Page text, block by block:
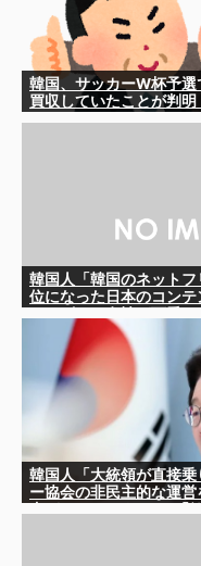
韓国、サッカーW杯予
買収していたことが判
韓国人「韓国のネットフ
位になった日本のコン
韓国人「大統領が直接
ー協会の非民主的な運